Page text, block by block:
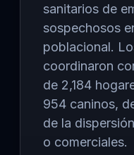
sanitarios de
sospechosos
poblacional.
coordinaron
de 2,184
954 caninos,
de la
o comerciales.